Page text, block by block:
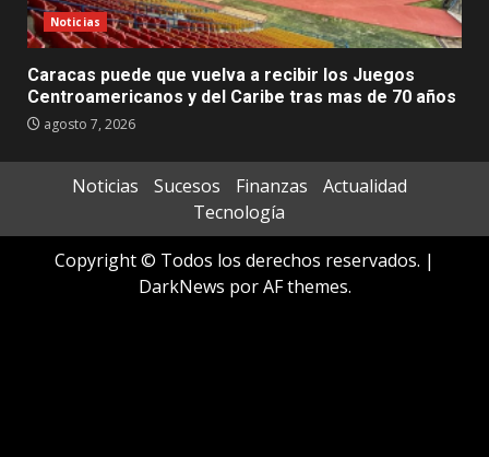
Noticias
Caracas puede que vuelva a recibir los Juegos
Centroamericanos y del Caribe tras mas de 70 años
agosto 7, 2026
Noticias Sucesos Finanzas
Actualidad
Tecnología
Copyright © Todos los derechos reservados. |
DarkNews por AF themes.